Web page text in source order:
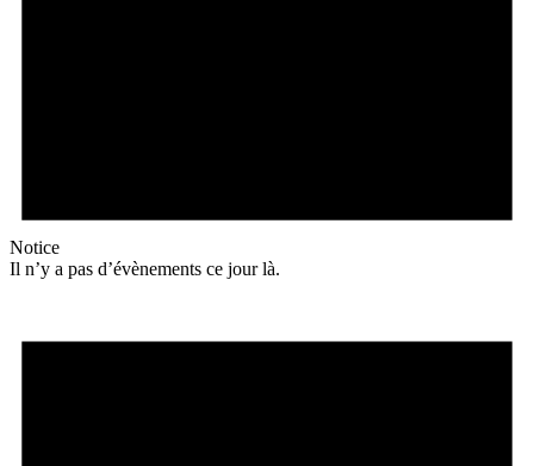
Notice
Il n’y a pas d’évènements ce jour là.